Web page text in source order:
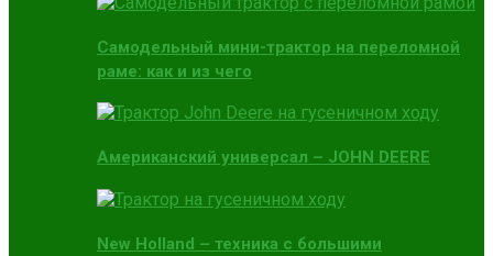
Самодельный мини-трактор на переломной
раме: как и из чего
Американский универсал – JOHN DEERE
New Holland – техника с большими